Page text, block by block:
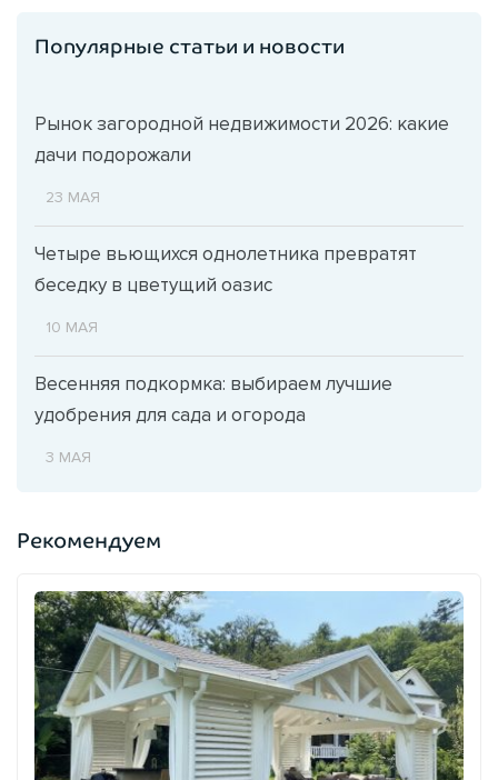
Популярные статьи и новости
Рынок загородной недвижимости 2026: какие
дачи подорожали
23 МАЯ
Четыре вьющихся однолетника превратят
беседку в цветущий оазис
10 МАЯ
Весенняя подкормка: выбираем лучшие
удобрения для сада и огорода
3 МАЯ
Рекомендуем